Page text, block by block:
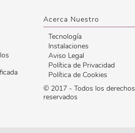
Acerca Nuestro
Tecnología
Instalaciones
Aviso Legal
Política de Privacidad
Política de Cookies
© 2017 - Todos los derechos
reservados